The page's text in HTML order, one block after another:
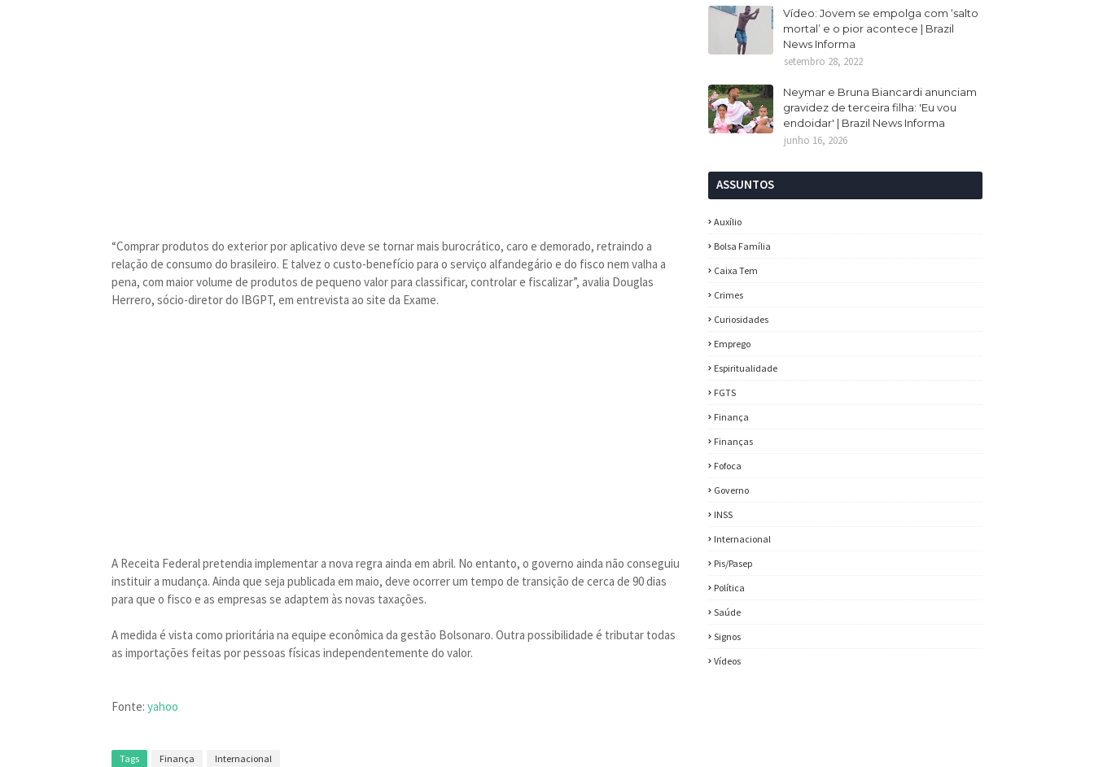
“Comprar produtos do exterior por aplicativo deve se tornar mais burocrático, caro e demorado, retraindo a
relação de consumo do brasileiro. E talvez o custo-benefício para o serviço alfandegário e do fisco nem valha a
pena, com maior volume de produtos de pequeno valor para classificar, controlar e fiscalizar”, avalia Douglas
Herrero, sócio-diretor do IBGPT, em entrevista ao site da Exame.
A Receita Federal pretendia implementar a nova regra ainda em abril. No entanto, o governo ainda não conseguiu
instituir a mudança. Ainda que seja publicada em maio, deve ocorrer um tempo de transição de cerca de 90 dias
para que o fisco e as empresas se adaptem às novas taxações.
A medida é vista como prioritária na equipe econômica da gestão Bolsonaro. Outra possibilidade é tributar todas
as importações feitas por pessoas físicas independentemente do valor.
Fonte: yahoo
Tags Finança Internacional
Vídeo: Jovem se empolga com ‘salto
mortal’ e o pior acontece | Brazil
News Informa
setembro 28, 2022
Neymar e Bruna Biancardi anunciam
gravidez de terceira filha: 'Eu vou
endoidar' | Brazil News Informa
junho 16, 2026
ASSUNTOS
Auxílio
Bolsa Família
Caixa Tem
Crimes
Curiosidades
Emprego
Espiritualidade
FGTS
Finança
Finanças
Fofoca
Governo
INSS
Internacional
Pis/Pasep
Política
Saúde
Signos
Vídeos